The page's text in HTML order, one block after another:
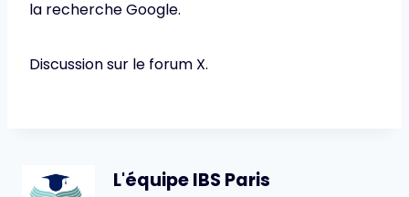
la recherche Google.
Discussion sur le forum X.
L'équipe IBS Paris